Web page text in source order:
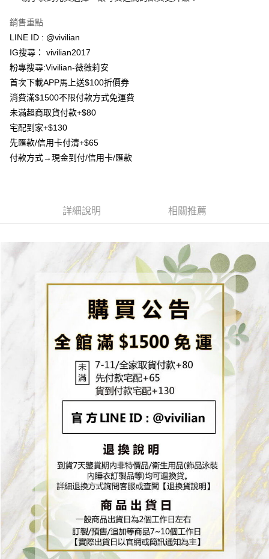
元大商業銀行
永豐商業銀行
台新國際商業銀行
台灣樂天信用卡公司
Google Pay
大哥付你分期
相關說明
【大哥付你分期使用說明】
2.付款方式選擇「大哥付你分期」，訂單成立後會自動跳轉到大哥付的交易
流程，驗證手機門號後，選擇欲分期的期數、繳款截止日，確認付款後即完
成交易。
3.實際核准額度、可分期數及費用金額請依後續交易確認頁面所載為準。
4.訂單成立30分鐘內，如未前往確認交易或遇審核未通過，訂單將自動取
消。如遇「轉專審核」未通過狀況，表示未達大哥付你分期系統評分，恕無
2.透過簡訊連結打開帳單後，可選擇「超商條碼／台灣大直營門市／銀行轉
【注意事項】
1.本服務係由「台灣大哥大股份有限公司」（以下簡稱本公司）所提供，讓
用戶於交易時，得透過本服務購買商品或服務，並由商店將買賣／分期付款
買賣價金債權讓與本公司後，依約使用本公司帳單繳交帳款。
2.基於同意付款使用「大哥付你分期」之契約關係目的，商店將以您的個人
資料（包含姓名、電話或地址）提供予台灣大哥大進項蒐集、處理及利用，
由本公司與您本人進行分期帳單所需資料之確認、核對及更正。
3.完整用戶服務條款，請詳閱以下連結： https://oppay.tw/userRule
AFTEE先享後付
相關說明
【關於「AFTEE先享後付」】
AFTEE先享後付是「在收到商品之後才付款」的支付方式。 讓您購物簡單
便利好安心！
１．簡單：不需註冊會員、不需綁卡、不需儲值。
２．便利：只要手機號碼，簡訊認證，即可結帳。
結帳頁面，進行簡訊認證並確認金額後，即可完成結帳。
ATM／網路銀行／等多元方式進行付款，方視為交易完成。
※ 請注意：結帳手續完成當下不需立刻繳費，但若您需要取消訂單，請聯絡
購買商品的店家。未經商家同意取消之訂單仍視為有效，需透過AFTEE先享
※ 交易是否成功請以「AFTEE先享後付 」之結帳頁面顯示為準，若有關於
是否繳費成功／繳費後需取消欲退款等相關疑問，請聯繫「AFTEE先享後付
https://netprotections.freshdesk.com/support/home
１．透過由恩沛科技股份有限公司提供之「AFTEE先享後付」服務完成之交
易，需依本服務之必要範圍內提供個人資料，並將交易相關給付款項請求債
權轉讓予恩沛科技股份有限公司。
２．關於個人資料處理事宜，請瀏覽以下網址：
https://aftee.tw/terms/#terms3
３．未成年的使用者請事先徵得法定代理人或監護人之同意方可使用
「AFTEE先享後付」，若未經同意申辦者引起之損失，本公司不負相關責
任。
４．使用「AFTEE先享後付」時，將依據個別帳號之用戶狀況，依本公司即
時審查核予不同之上限額度；若仍有額度不足之情形，本公司將視審查結果
請求用戶進行身份認證。
５．嚴禁一人註冊多個帳號或使用他人資訊註冊。若發現惡意使用之情形，
恩沛科技股份有限公司將有權停止該用戶之使用額度並採取法律行動。
ATM付款
貨到付款
每筆NT$80，滿NT$1,500(含以上)免運費
每筆NT$80，滿NT$1,500(含以上)免運費
先付款宅配到府
每筆NT$130，滿NT$1,500(含以上)免運費
查看運費
銷售重點
LINE ID : @vivilian
IG搜尋： vivilian2017
粉專搜尋:Vivilian-薇薇莉安
首次下載APP馬上送$100折價券
消費滿$1500不限付款方式免運費
未滿超商取貨付款+$80
宅配到家+$130
先匯款/信用卡付清+$65
付款方式→現金到付/信用卡/匯款
詳細說明 相關推薦